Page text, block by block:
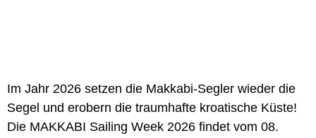
Im Jahr 2026 setzen die Makkabi-Segler wieder die
Segel und erobern die traumhafte kroatische Küste!
Die MAKKABI Sailing Week 2026 findet vom 08.